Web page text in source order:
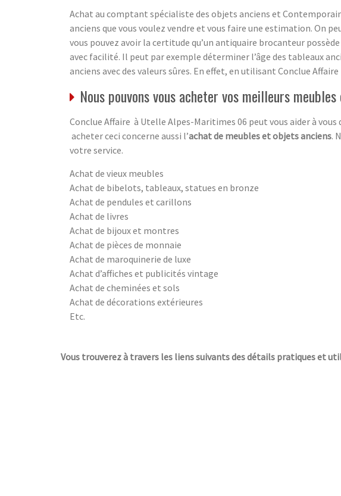
Achat au comptant spécialiste des objets anciens et
anciens que vous voulez vendre et vous faire une estimation. On
vous pouvez avoir la certitude qu’un antiquaire brocanteur
avec facilité. Il peut par exemple déterminer l’âge des tableaux
anciens avec des valeurs sûres. En effet, en utilisant Conclue
Nous pouvons vous acheter vos meilleurs
Conclue Affaire à Utelle Alpes-Maritimes 06 peut vous aider à
acheter ceci concerne aussi l’achat de meubles et objets anciens.
votre service.
Achat de vieux meubles
Achat de bibelots, tableaux, statues en bronze
Achat de pendules et carillons
Achat de livres
Achat de bijoux et montres
Achat de pièces de monnaie
Achat de maroquinerie de luxe
Achat d’affiches et publicités vintage
Achat de cheminées et sols
Achat de décorations extérieures
Etc.
Vous trouverez à travers les liens suivants des détails pratiques et